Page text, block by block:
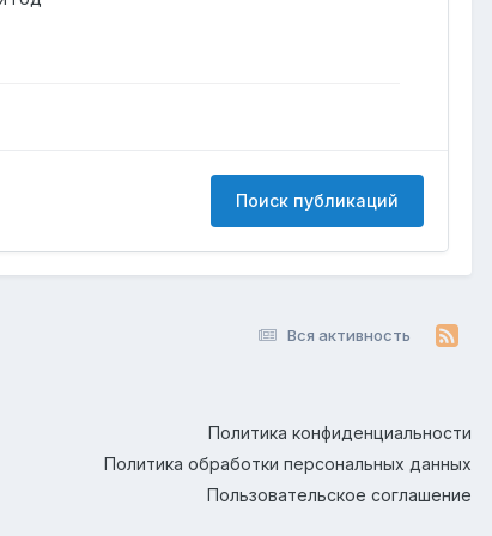
Поиск публикаций
Вся активность
Политика конфиденциальности
Политика обработки персональных данных
Пользовательское соглашение